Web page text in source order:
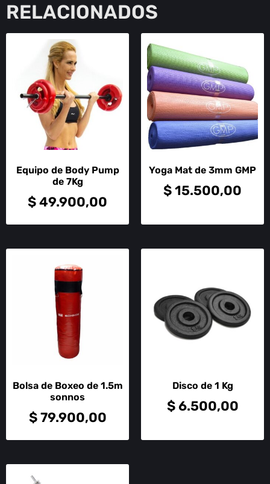
RELACIONADOS
Equipo de Body Pump
de 7Kg
$49.900,00
Yoga Mat de 3mm GMP
$15.500,00
Bolsa de Boxeo de 1.5m
sonnos
$79.900,00
Disco de 1 Kg
$6.500,00